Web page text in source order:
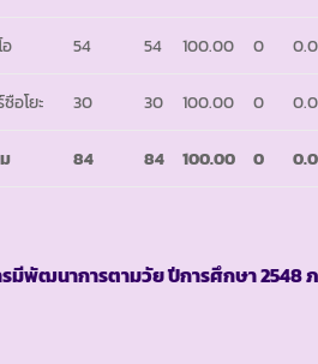
อ 54 54 100.00 0
ซือโยะ 30 30 100.00 0
84 84 100.00 0
มีพัฒนาการตามวัย ปีการศึกษา2548